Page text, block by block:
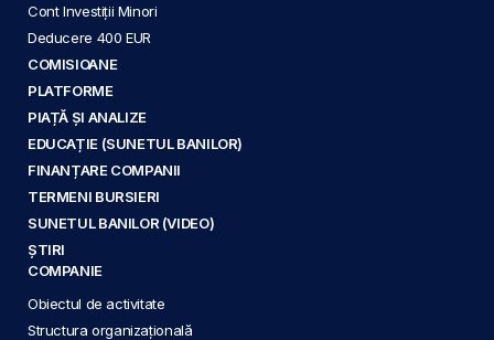
Cont Investiții Minori
Deducere 400 EUR
COMISIOANE
PLATFORME
PIAȚĂ ȘI ANALIZE
EDUCAȚIE (SUNETUL BANILOR)
FINANȚARE COMPANII
TERMENI BURSIERI
SUNETUL BANILOR (VIDEO)
ȘTIRI
COMPANIE
Obiectul de activitate
Structura organizațională